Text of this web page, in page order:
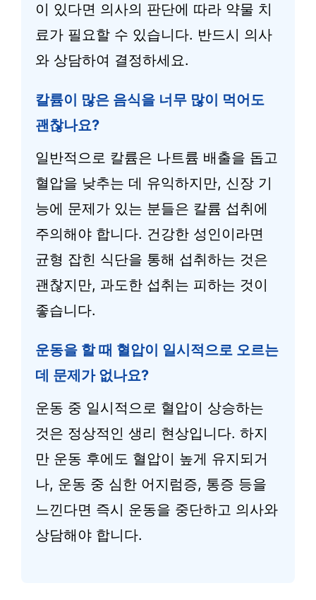
이 있다면 의사의 판단에 따라 약물 치
료가 필요할 수 있습니다. 반드시 의사
와 상담하여 결정하세요.
칼륨이 많은 음식을 너무 많이 먹어도
괜찮나요?
일반적으로 칼륨은 나트륨 배출을 돕고
혈압을 낮추는 데 유익하지만, 신장 기
능에 문제가 있는 분들은 칼륨 섭취에
주의해야 합니다. 건강한 성인이라면
균형 잡힌 식단을 통해 섭취하는 것은
괜찮지만, 과도한 섭취는 피하는 것이
좋습니다.
운동을 할 때 혈압이 일시적으로 오르는
데 문제가 없나요?
운동 중 일시적으로 혈압이 상승하는
것은 정상적인 생리 현상입니다. 하지
만 운동 후에도 혈압이 높게 유지되거
나, 운동 중 심한 어지럼증, 통증 등을
느낀다면 즉시 운동을 중단하고 의사와
상담해야 합니다.